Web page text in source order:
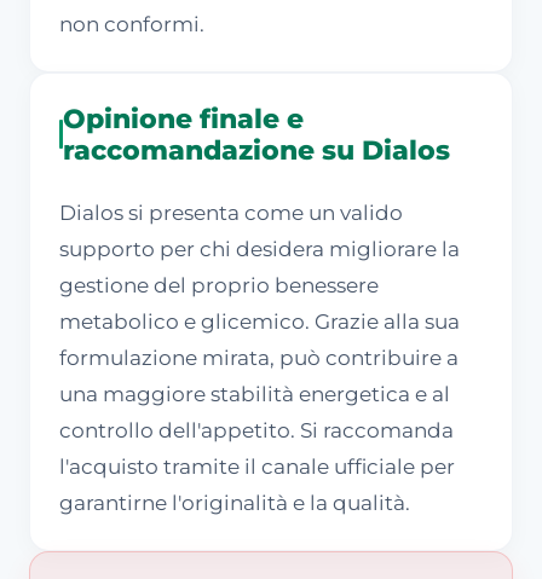
non conformi.
Opinione finale e
raccomandazione su Dialos
Dialos si presenta come un valido
supporto per chi desidera migliorare la
gestione del proprio benessere
metabolico e glicemico. Grazie alla sua
formulazione mirata, può contribuire a
una maggiore stabilità energetica e al
controllo dell'appetito. Si raccomanda
l'acquisto tramite il canale ufficiale per
garantirne l'originalità e la qualità.